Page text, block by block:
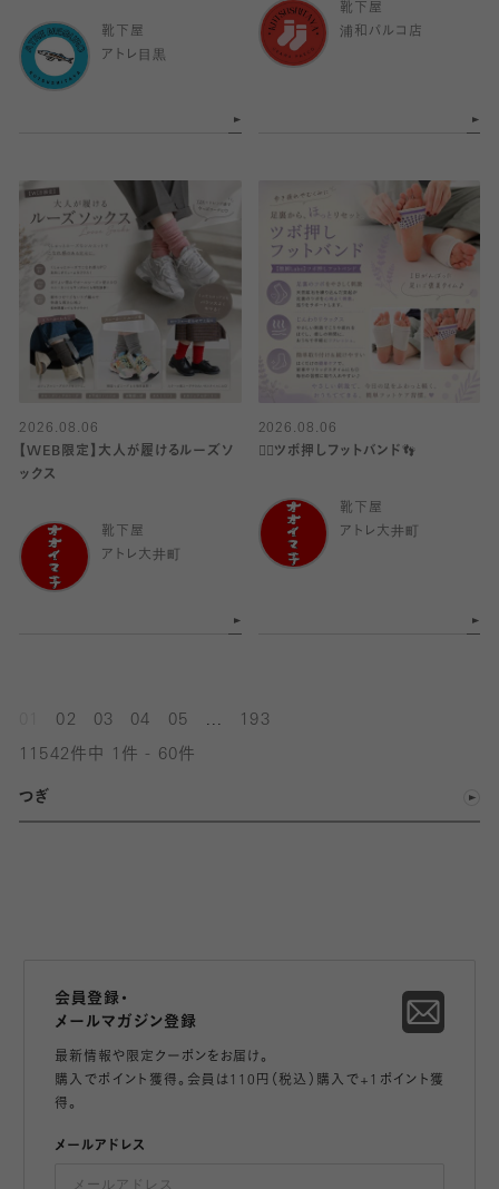
靴下屋
アトレ目黒
靴下屋
浦和パルコ店
2026.08.06
【WEB限定】大人が履けるルーズソ
ックス
靴下屋
アトレ大井町
2026.08.06
👍🏻ツボ押しフットバンド👣
靴下屋
アトレ大井町
02 03 04 05 193
11542件中 1件 - 60件
つぎ
会員登録・
メールマガジン登録
最新情報や限定クーポンをお届け。
購入でポイント獲得。会員は110円（税込）購入で+1ポイント獲
得。
メールアドレス